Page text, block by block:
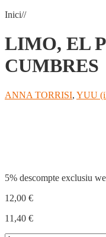
Inici//
LIMO, EL
CUMBRES
ANNA TORRISI, YUU
5% descompte exclusiu
12,00 €
11,40 €